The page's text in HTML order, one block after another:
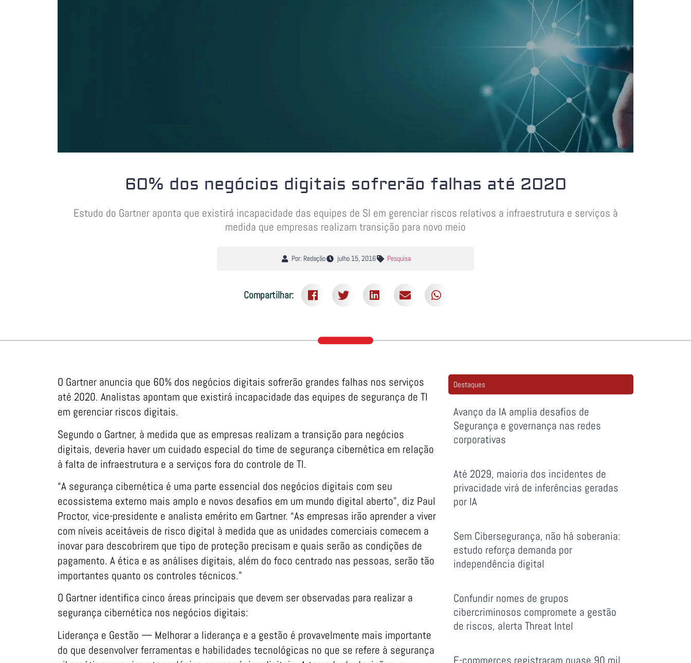
60% dos negócios digitais sofrerão falhas até 2020
Estudo do Gartner aponta que existirá incapacidade das equipes de SI em gerenciar riscos relativos a infraestrutura e serviços à
medida que empresas realizam transição para novo meio
Por: Redação julho 15, 2016 Pesquisa
Compartilhar:
O Gartner anuncia que 60% dos negócios digitais sofrerão grandes falhas nos serviços
até 2020. Analistas apontam que existirá incapacidade das equipes de segurança de TI
em gerenciar riscos digitais.
Segundo o Gartner, à medida que as empresas realizam a transição para negócios
digitais, deveria haver um cuidado especial do time de segurança cibernética em relação
à falta de infraestrutura e a serviços fora do controle de TI.
“A segurança cibernética é uma parte essencial dos negócios digitais com seu
ecossistema externo mais amplo e novos desafios em um mundo digital aberto”, diz Paul
Proctor, vice-presidente e analista emérito em Gartner. “As empresas irão aprender a viver
com níveis aceitáveis de risco digital à medida que as unidades comerciais comecem a
inovar para descobrirem que tipo de proteção precisam e quais serão as condições de
pagamento. A ética e as análises digitais, além do foco centrado nas pessoas, serão tão
importantes quanto os controles técnicos.”
O Gartner identifica cinco áreas principais que devem ser observadas para realizar a
segurança cibernética nos negócios digitais:
Liderança e Gestão — Melhorar a liderança e a gestão é provavelmente mais importante
do que desenvolver ferramentas e habilidades tecnológicas no que se refere à segurança
Destaques
Avanço da IA amplia desafios de
Segurança e governança nas redes
corporativas
Até 2029, maioria dos incidentes de
privacidade virá de inferências geradas
por IA
Sem Cibersegurança, não há soberania:
estudo reforça demanda por
independência digital
Confundir nomes de grupos
cibercriminosos compromete a gestão
de riscos, alerta Threat Intel